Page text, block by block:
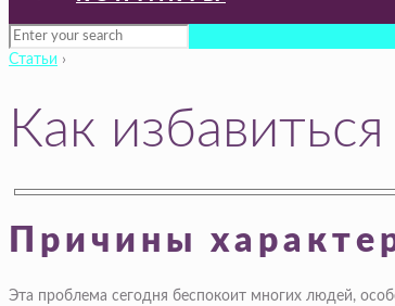
Статьи ›
Как
Причины
Эта проблема сегодня беспокоит многих людей,